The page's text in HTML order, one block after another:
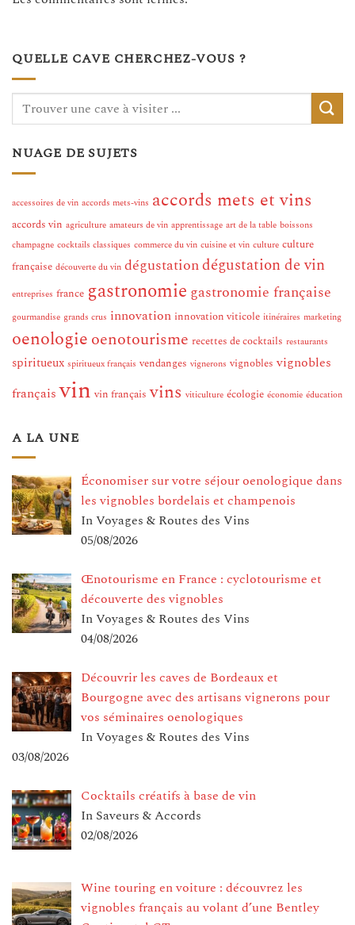
QUELLE CAVE CHERCHEZ-VOUS ?
NUAGE DE SUJETS
accessoires de vin accords mets-vins accords mets et vins
accords vin agriculture amateurs de vin apprentissage art de la table boissons
champagne cocktails classiques commerce du vin cuisine et vin culture culture
française découverte du vin dégustationdégustation de vin
entreprises france gastronomie gastronomie française
gourmandise grands crus innovation innovation viticole itinéraires marketing
oenologie oenotourisme recettes de cocktails restaurants
spiritueux spiritueux français vendanges vignerons vignobles vignobles
français vin vin français vins viticulture écologie économie éducation
A LA UNE
Économiser sur votre séjour oenologique dans
les vignobles bordelais et champenois
In Voyages & Routes des Vins
05/08/2026
Œnotourisme en France : cyclotourisme et
découverte des vignobles
In Voyages & Routes des Vins
04/08/2026
Découvrir les caves de Bordeaux et
Bourgogne avec des artisans vignerons pour
vos séminaires oenologiques
In Voyages & Routes des Vins
03/08/2026
Cocktails créatifs à base de vin
In Saveurs & Accords
02/08/2026
Wine touring en voiture : découvrez les
vignobles français au volant d’une Bentley